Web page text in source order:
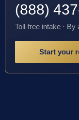
(888)
Toll-free intake ·
Start your